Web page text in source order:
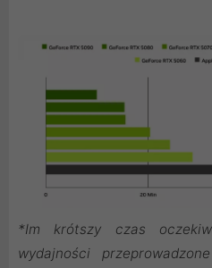
*Im krótszy czas
wydajności